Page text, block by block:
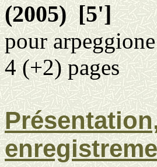
(2005) [5']
pour
4 (+2) pages